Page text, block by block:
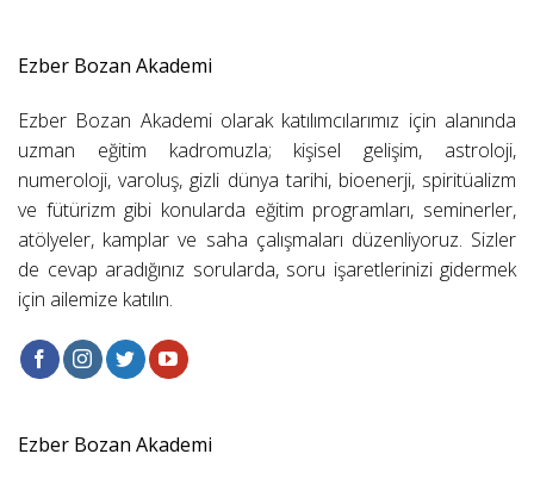
Ezber Bozan Akademi
Ezber Bozan Akademi olarak katılımcılarımız için alanında
uzman eğitim kadromuzla; kişisel gelişim, astroloji,
numeroloji, varoluş, gizli dünya tarihi, bioenerji, spiritüalizm
ve fütürizm gibi konularda eğitim programları, seminerler,
atölyeler, kamplar ve saha çalışmaları düzenliyoruz. Sizler
de cevap aradığınız sorularda, soru işaretlerinizi gidermek
için ailemize katılın.
Ezber Bozan Akademi